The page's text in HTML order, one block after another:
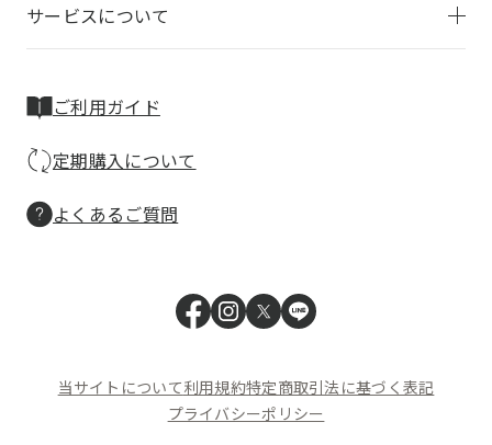
サービスについて
ご利用ガイド
定期購入について
よくあるご質問
当サイトについて利用規約特定商取引法に基づく表記
プライバシーポリシー